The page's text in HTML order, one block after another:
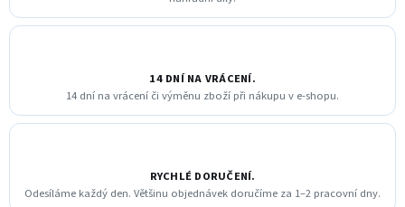
14 DNÍ NA VRÁCENÍ.
14 dní na vrácení či výměnu zboží při nákupu v e-shopu.
RYCHLÉ DORUČENÍ.
Odesíláme každý den. Většinu objednávek doručíme za 1–2 pracovní dny.